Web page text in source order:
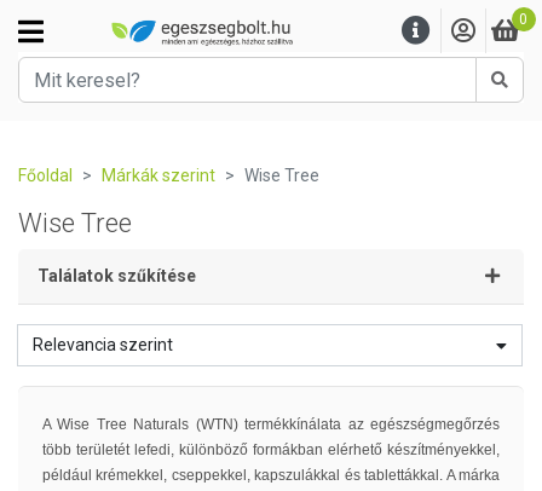
0
Főoldal Márkák szerint Wise Tree
Wise Tree
Találatok szűkítése
Relevancia szerint
A Wise Tree Naturals (WTN) termékkínálata az egészségmegőrzés
több területét lefedi, különböző formákban elérhető készítményekkel,
például krémekkel, cseppekkel, kapszulákkal és tablettákkal. A márka